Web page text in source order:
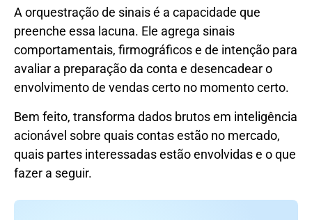
A orquestração de sinais é a capacidade que
preenche essa lacuna. Ele agrega sinais
comportamentais, firmográficos e de intenção para
avaliar a preparação da conta e desencadear o
envolvimento de vendas certo no momento certo.
Bem feito, transforma dados brutos em inteligência
acionável sobre quais contas estão no mercado,
quais partes interessadas estão envolvidas e o que
fazer a seguir.